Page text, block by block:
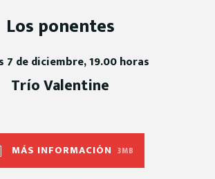
Los ponentes
7 de diciembre, 19.00 horas
Trío Valentine
MÁS INFORMACIÓN 3MB